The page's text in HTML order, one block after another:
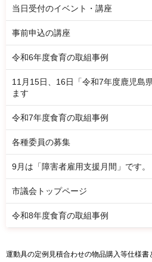
当日受付のイベント・講座
事前申込の講座
令和6年度食育の取組事例
11月15日、16日「令和7年度鹿児島
ます
令和7年度食育の取組事例
各種委員の募集
9月は「障害者雇用支援月間」です。
市議会トップページ
令和8年度食育の取組事例
運動具の定例見積合わせの物品購入等仕様書